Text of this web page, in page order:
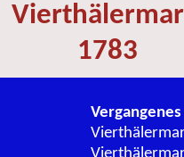
1783
Vergangenes